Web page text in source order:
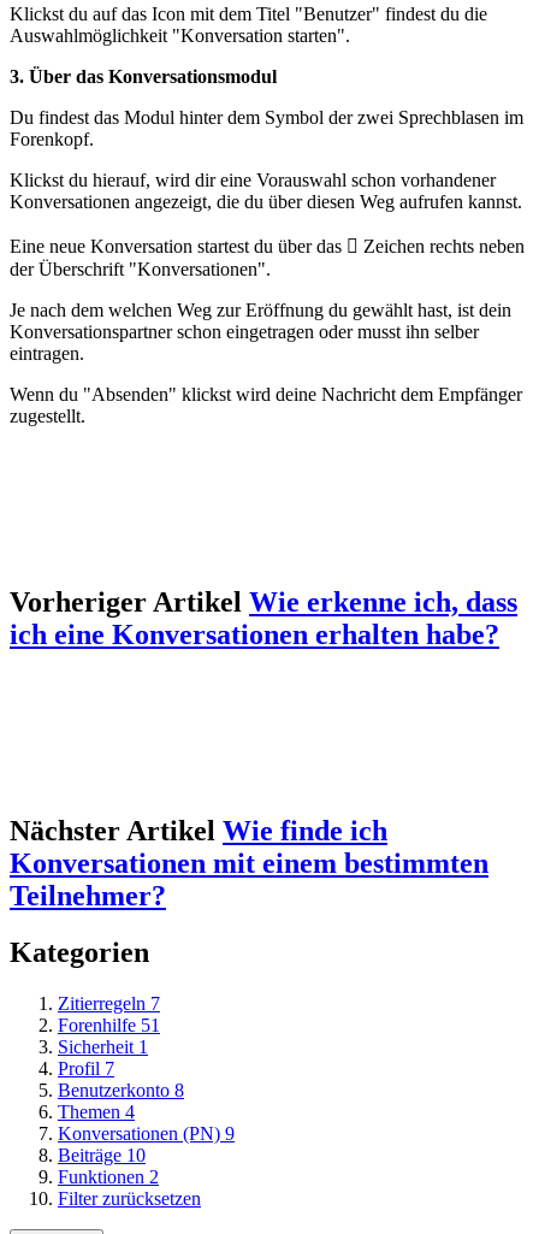
Klickst du auf das Icon mit dem Titel "Benutzer" findest du die
Auswahlmöglichkeit "Konversation starten".
3. Über das Konversationsmodul
Du findest das Modul hinter dem Symbol der zwei Sprechblasen im
Forenkopf.
Klickst du hierauf, wird dir eine Vorauswahl schon vorhandener
Konversationen angezeigt, die du über diesen Weg aufrufen kannst.
Eine neue Konversation startest du über das  Zeichen rechts neben
der Überschrift "Konversationen".
Je nach dem welchen Weg zur Eröffnung du gewählt hast, ist dein
Konversationspartner schon eingetragen oder musst ihn selber
eintragen.
Wenn du "Absenden" klickst wird deine Nachricht dem Empfänger
zugestellt.
Vorheriger Artikel Wie erkenne ich, dass
ich eine Konversationen erhalten habe?
Nächster Artikel Wie finde ich
Konversationen mit einem bestimmten
Teilnehmer?
Kategorien
Zitierregeln 7
Forenhilfe 51
Sicherheit 1
Profil 7
Benutzerkonto 8
Themen 4
Konversationen (PN) 9
Beiträge 10
Funktionen 2
Filter zurücksetzen